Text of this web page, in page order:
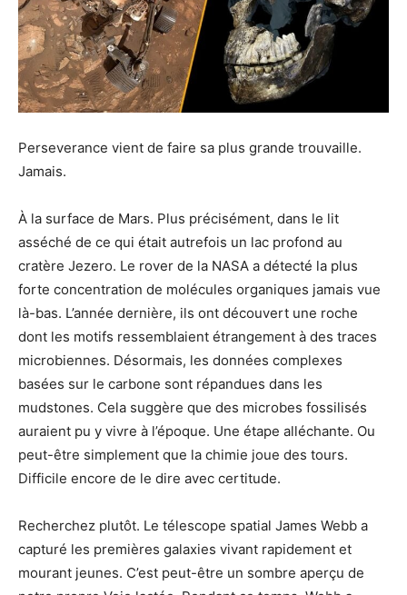
Perseverance vient de faire sa plus grande trouvaille.
Jamais.
À la surface de Mars. Plus précisément, dans le lit
asséché de ce qui était autrefois un lac profond au
cratère Jezero. Le rover de la NASA a détecté la plus
forte concentration de molécules organiques jamais vue
là-bas. L’année dernière, ils ont découvert une roche
dont les motifs ressemblaient étrangement à des traces
microbiennes. Désormais, les données complexes
basées sur le carbone sont répandues dans les
mudstones. Cela suggère que des microbes fossilisés
auraient pu y vivre à l’époque. Une étape alléchante. Ou
peut-être simplement que la chimie joue des tours.
Difficile encore de le dire avec certitude.
Recherchez plutôt. Le télescope spatial James Webb a
capturé les premières galaxies vivant rapidement et
mourant jeunes. C’est peut-être un sombre aperçu de